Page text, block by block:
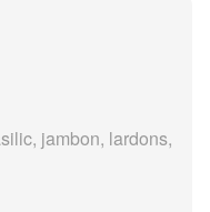
jambon, lardons,